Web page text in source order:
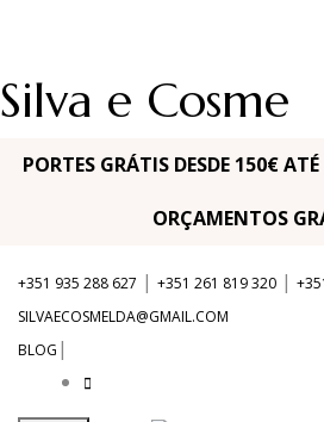
Silva e Cosme
PORTES GRÁTIS DESDE 150€
ORÇAMENTOS
+351 935 288 627 | +351 261 819 320 |
SILVAECOSMELDA@GMAIL.COM
BLOG |